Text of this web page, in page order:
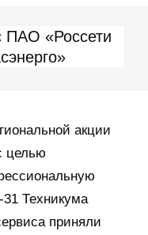
ПАО «Россети
акции
целью
Техникума
приняли